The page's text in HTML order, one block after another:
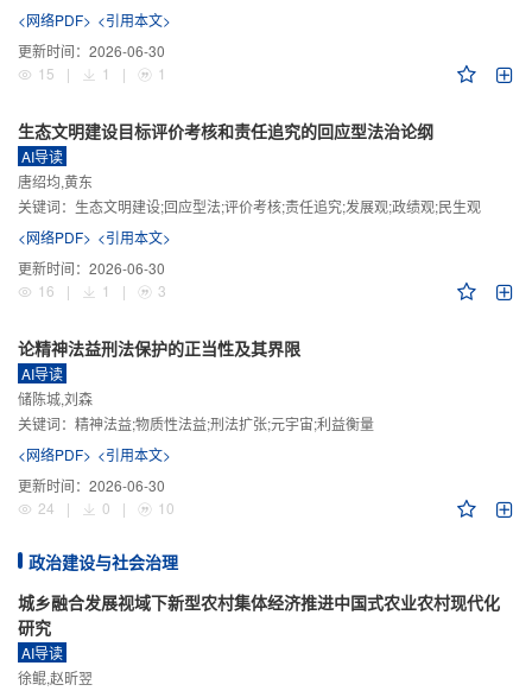
<网络PDF> <引用本文>
更新时间： 2026-06-30
15
| 1 | 1
生态文明建设目标评价考核和责任追究的回应型法治论纲
AI导读
唐绍均,黄东
关键词： 生态文明建设;回应型法;评价考核;责任追究;发展观;政绩观;民生观
<网络PDF> <引用本文>
更新时间： 2026-06-30
16
| 1 | 3
论精神法益刑法保护的正当性及其界限
AI导读
储陈城,刘森
关键词： 精神法益;物质性法益;刑法扩张;元宇宙;利益衡量
<网络PDF> <引用本文>
更新时间： 2026-06-30
24
| 0 | 10
政治建设与社会治理
城乡融合发展视域下新型农村集体经济推进中国式农业农村现代化
研究
AI导读
徐鲲,赵昕翌